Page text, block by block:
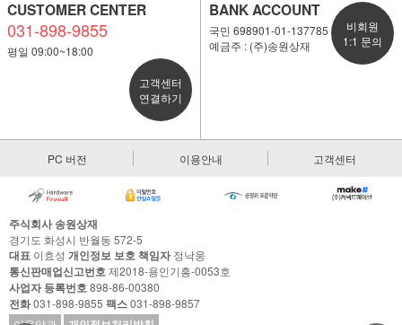
CUSTOMER CENTER
031-898-9855
평일 09:00~18:00
고객센터
연결하기
BANK ACCOUNT
국민 698901-01-137785
예금주 : (주)송원상재
비회원
1:1 문의
PC 버전 이용안내 고객센터
주식회사 송원상재
경기도 화성시 반월동 572-5
대표 이효성 개인정보 보호 책임자정낙웅
통신판매업신고번호제2018-용인기흥-0053호
사업자 등록번호898-86-00380
전화031-898-9855 팩스031-898-9857